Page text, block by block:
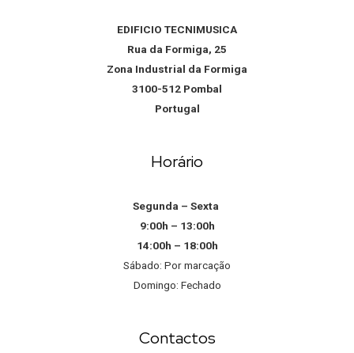
EDIFICIO TECNIMUSICA
Rua da Formiga, 25
Zona Industrial da Formiga
3100-512 Pombal
Portugal
Horário
Segunda – Sexta
9:00h – 13:00h
14:00h – 18:00h
Sábado: Por marcação
Domingo: Fechado
Contactos